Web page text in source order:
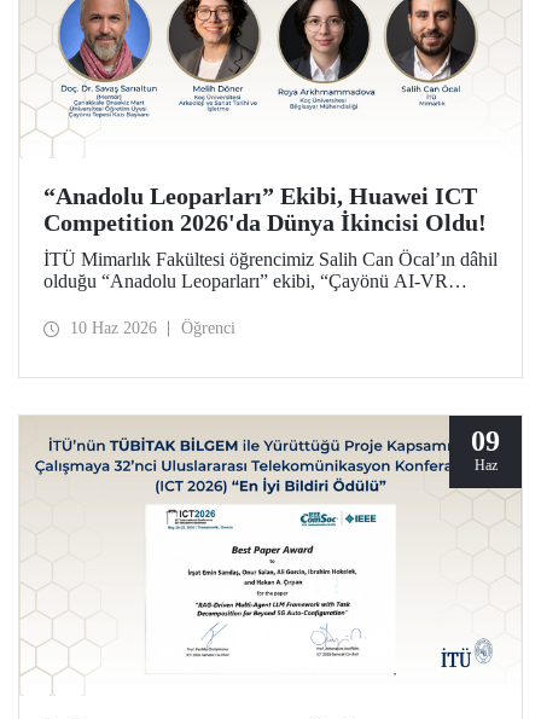
“Anadolu Leoparları” Ekibi, Huawei ICT
Competition 2026'da Dünya İkincisi Oldu!
İTÜ Mimarlık Fakültesi öğrencimiz Salih Can Öcal’ın dâhil
olduğu “Anadolu Leoparları” ekibi, “Çayönü AI-VR
2026’da inovasyon kategorisinde dünya ikincisi oldu.
10 Haz 2026 Öğrenci
09
Haz